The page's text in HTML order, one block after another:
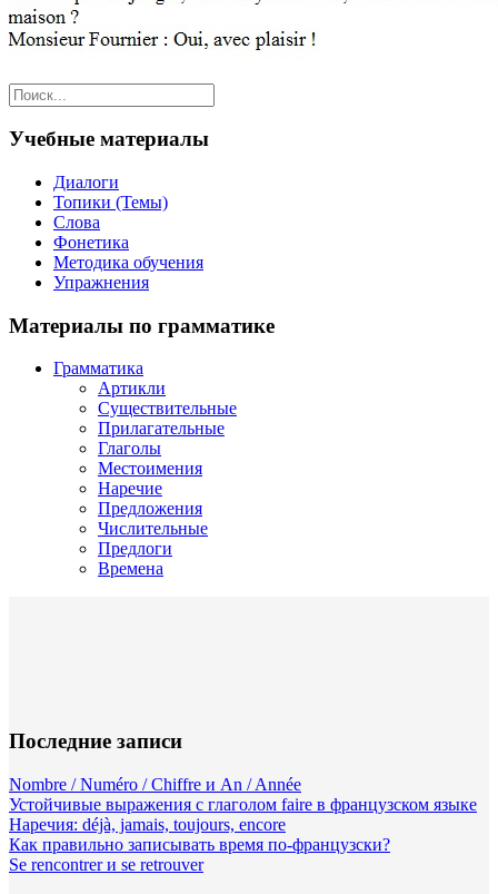
Учебные материалы
Диалоги
Топики (Темы)
Слова
Фонетика
Методика обучения
Упражнения
Материалы по грамматике
Грамматика
Артикли
Существительные
Прилагательные
Глаголы
Местоимения
Наречие
Предложения
Числительные
Предлоги
Времена
Последние записи
Nombre / Numéro / Chiffre и An / Année
Устойчивые выражения с глаголом faire в французском языке
Наречия: déjà, jamais, toujours, encore
Как правильно записывать время по-французски?
Se rencontrer и se retrouver